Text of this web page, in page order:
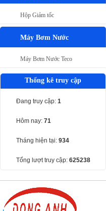
Hộp Giảm tốc
Máy Bơm Nước
Máy Bơm Nước Teco
Thống kê truy cập
Đang truy cập: 1
Hôm nay: 71
Tháng hiện tại: 934
Tổng lượt truy cập: 625238